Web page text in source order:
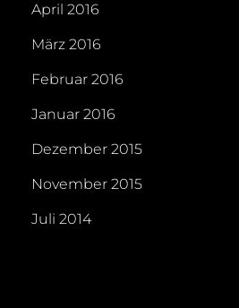
April 2016
März 2016
Februar 2016
Januar 2016
Dezember 2015
November 2015
Juli 2014